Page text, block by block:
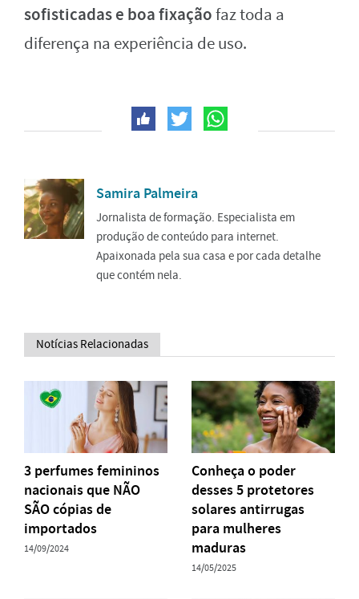
sofisticadas e boa fixaçãofaz toda a
diferença na experiência de uso.
Samira Palmeira
Jornalista de formação. Especialista em
produção de conteúdo para internet.
Apaixonada pela sua casa e por cada detalhe
que contém nela.
Notícias Relacionadas
3 perfumes femininos
nacionais que NÃO
SÃO cópias de
importados
14/09/2024
Conheça o poder
desses 5 protetores
solares antirrugas
para mulheres
maduras
14/05/2025